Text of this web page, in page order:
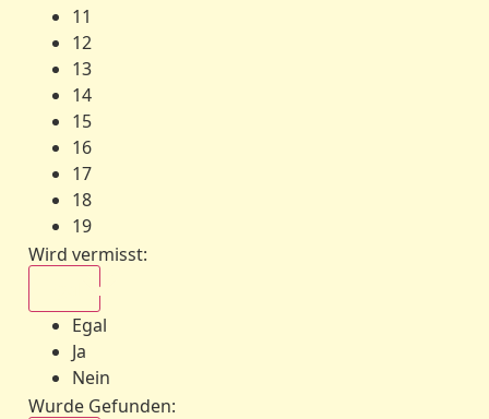
11
12
13
14
15
16
17
18
19
Wird vermisst:
Egal
Ja
Nein
Wurde Gefunden: